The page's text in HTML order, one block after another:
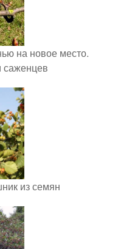
на новое место.
саженцев
из семян